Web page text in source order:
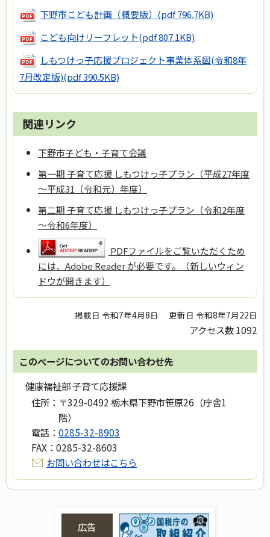
下野市こども計画（概要版） (pdf 796.7KB)
こども向けリーフレット(pdf 807.1KB)
しもつけっ子応援プロジェクト事業体系図(令和8年
7月改定版)(pdf 390.5KB)
関連リンク
下野市子ども・子育て会議
第一期 子育て応援 しもつけっ子プラン（平成27年度
～平成31（令和元）年度）
第二期 子育て応援 しもつけっ子プラン（令和2年度
～令和6年度）
PDFファイルをご覧いただくため
には、Adobe Reader が必要です。（新しいウィン
ドウが開きます）
掲載日 令和7年4月8日 更新日 令和8年7月22日
アクセス数1092
このページについてのお問い合わせ先
健康福祉部 子育て応援課
住所： 〒329-0492 栃木県下野市笹原26（庁舎1
階）
電話： 0285-32-8903
FAX： 0285-32-8603
お問い合わせはこちら
広告